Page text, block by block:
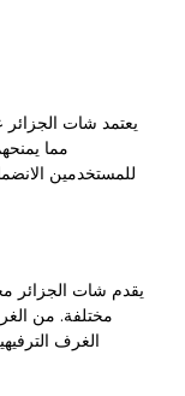
يعتمد شات الجزائر
مما
للمستخدمين
يقدم شات الجزائر
مختلفة. من
الغرف